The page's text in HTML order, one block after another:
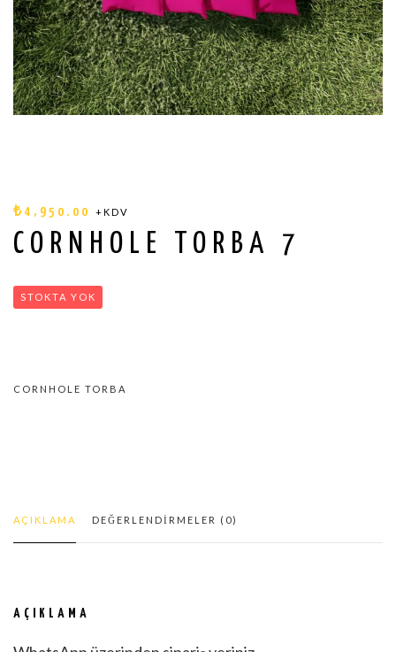
₺ 4,950.00 +KDV
CORNHOLE TORBA 7
STOKTA YOK
CORNHOLE TORBA
AÇIKLAMA DEĞERLENDIRMELER (0)
AÇIKLAMA